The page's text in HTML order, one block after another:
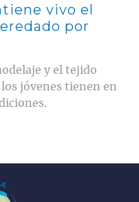
vivo el
por
y el tejido
jóvenes tienen en